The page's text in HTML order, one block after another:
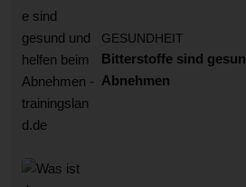
GESUNDHEIT
Bitterstoffe sind
Abnehmen